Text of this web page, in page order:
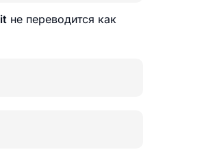
it не переводится как